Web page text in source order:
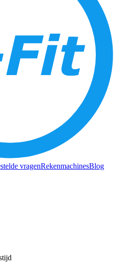
vragenRekenmachinesBlog